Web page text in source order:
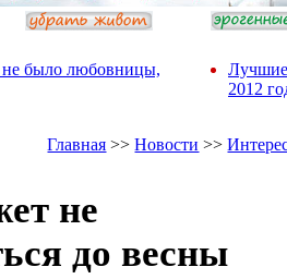
было любовницы,
Лучшие
2012
Главная >>Новости >>
не
до весны